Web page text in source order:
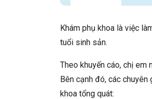
Khám phụ khoa là việc
tuổi sinh sản.
Theo khuyến cáo, chị
Bên cạnh đó, các
khoa tổng quát: